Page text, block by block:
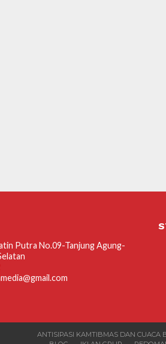
Putra No.09-Tanjung Agung-
ANTISIPASI KAMTIBMAS DAN CUACA